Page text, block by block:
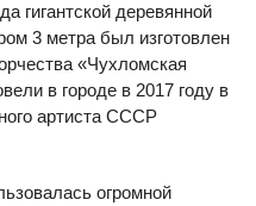
гигантской деревянной
3 метра был изготовлен
«Чухломская
в городе в 2017 году в
артиста СССР
огромной